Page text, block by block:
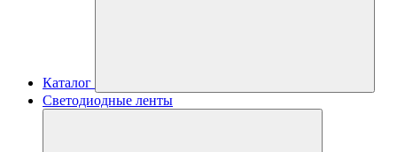
Каталог
Светодиодные ленты